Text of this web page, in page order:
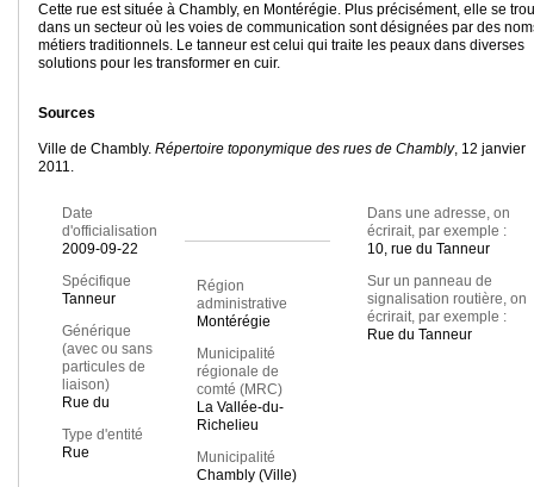
Cette rue est située à Chambly, en Montérégie. Plus précisément, elle se
dans un secteur où les voies de communication sont désignées par des
métiers traditionnels. Le tanneur est celui qui traite les peaux dans diverses
solutions pour les transformer en cuir.
Sources
Ville de Chambly. Répertoire toponymique des rues de Chambly, 12 janvier
2011.
Date
d'officialisation
2009-09-22
Spécifique
Tanneur
Générique
(avec ou sans
particules de
liaison)
Rue du
Type d'entité
Rue
Région
administrative
Montérégie
Municipalité
régionale de
comté (MRC)
La Vallée-du-
Richelieu
Municipalité
Chambly (Ville)
Dans une adresse, on
écrirait, par exemple :
10, rue du Tanneur
Sur un panneau de
signalisation routière, on
écrirait, par exemple :
Rue du Tanneur